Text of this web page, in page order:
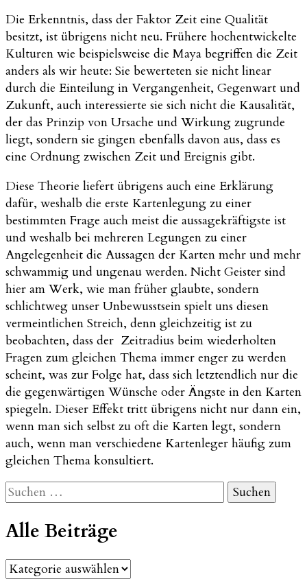
Die Erkenntnis, dass der Faktor Zeit eine Qualität
besitzt, ist übrigens nicht neu. Frühere hochentwickelte
Kulturen wie beispielsweise die Maya begriffen die Zeit
anders als wir heute: Sie bewerteten sie nicht linear
durch die Einteilung in Vergangenheit, Gegenwart und
Zukunft, auch interessierte sie sich nicht die Kausalität,
der das Prinzip von Ursache und Wirkung zugrunde
liegt, sondern sie gingen ebenfalls davon aus, dass es
eine Ordnung zwischen Zeit und Ereignis gibt.
Diese Theorie liefert übrigens auch eine Erklärung
dafür, weshalb die erste Kartenlegung zu einer
bestimmten Frage auch meist die aussagekräftigste ist
und weshalb bei mehreren Legungen zu einer
Angelegenheit die Aussagen der Karten mehr und mehr
schwammig und ungenau werden. Nicht Geister sind
hier am Werk, wie man früher glaubte, sondern
schlichtweg unser Unbewusstsein spielt uns diesen
vermeintlichen Streich, denn gleichzeitig ist zu
beobachten, dass der Zeitradius beim wiederholten
Fragen zum gleichen Thema immer enger zu werden
scheint, was zur Folge hat, dass sich letztendlich nur die
die gegenwärtigen Wünsche oder Ängste in den Karten
spiegeln. Dieser Effekt tritt übrigens nicht nur dann ein,
wenn man sich selbst zu oft die Karten legt, sondern
auch, wenn man verschiedene Kartenleger häufig zum
gleichen Thema konsultiert.
Suchen
nach:
Alle Beiträge
Alle